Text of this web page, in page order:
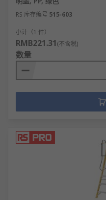
RS 库存编号 515-603
小计（1 件）
RMB221.31(不含税)
数量